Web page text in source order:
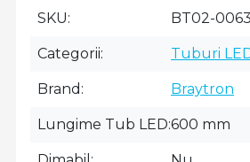
SKU BT02-
Categorii Tuburi
Brand Braytron
Lungime Tub LED 600 mm